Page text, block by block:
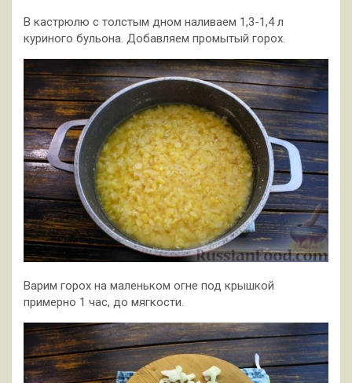
В кастрюлю с толстым дном наливаем 1,3-1,4 л
куриного бульона. Добавляем промытый горох.
Варим горох на маленьком огне под крышкой
примерно 1 час, до мягкости.